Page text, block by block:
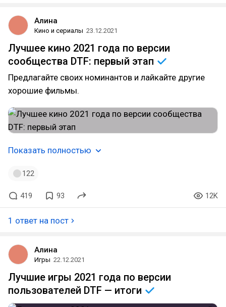
Алина
Кино и сериалы 23.12.2021
Лучшее кино 2021 года по версии
сообщества DTF: первый этап
Предлагайте своих номинантов и лайкайте другие
хорошие фильмы.
Показать полностью
122
419 93 12K
1 ответ на пост
Алина
Игры 22.12.2021
Лучшие игры 2021 года по версии
пользователей DTF — итоги